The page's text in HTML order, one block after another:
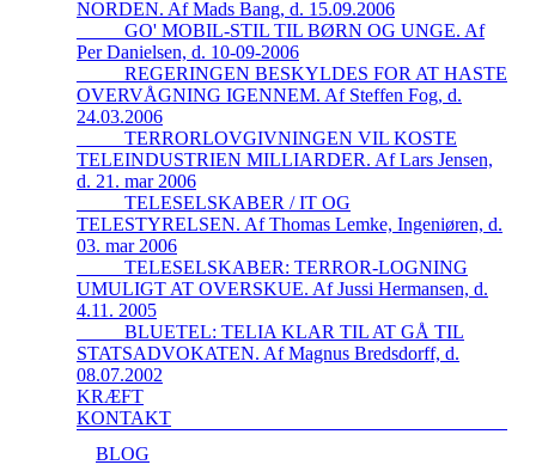
NORDEN. Af Mads Bang, d. 15.09.2006
_____GO' MOBIL-STIL TIL BØRN OG UNGE. Af
Per Danielsen, d. 10-09-2006
_____REGERINGEN BESKYLDES FOR AT HASTE
OVERVÅGNING IGENNEM. Af Steffen Fog, d.
24.03.2006
_____TERRORLOVGIVNINGEN VIL KOSTE
TELEINDUSTRIEN MILLIARDER. Af Lars Jensen,
d. 21. mar 2006
_____TELESELSKABER / IT OG
TELESTYRELSEN. Af Thomas Lemke, Ingeniøren, d.
03. mar 2006
_____TELESELSKABER: TERROR-LOGNING
UMULIGT AT OVERSKUE. Af Jussi Hermansen, d.
4.11. 2005
_____BLUETEL: TELIA KLAR TIL AT GÅ TIL
STATSADVOKATEN. Af Magnus Bredsdorff, d.
08.07.2002
KRÆFT
KONTAKT
BLOG